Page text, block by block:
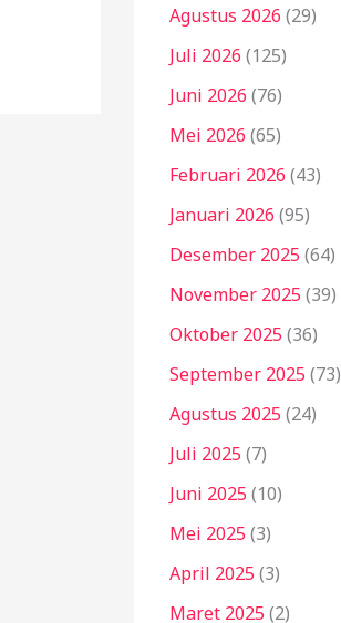
Agustus 2026 (29)
Juli 2026 (125)
Juni 2026 (76)
Mei 2026 (65)
Februari 2026 (43)
Januari 2026 (95)
Desember 2025 (64)
November 2025 (39)
Oktober 2025 (36)
September 2025 (73)
Agustus 2025 (24)
Juli 2025 (7)
Juni 2025 (10)
Mei 2025 (3)
April 2025 (3)
Maret 2025 (2)